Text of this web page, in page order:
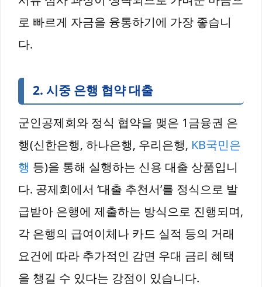
로 빠르게 자금을 융통하기에 가장 좋습니
다.
2. 시중 은행 협약 대출
군인공제회와 정식 협약을 맺은 1금융권 은
행(신한은행, 하나은행, 우리은행, KB국민은
행 등)을 통해 실행하는 신용 대출 상품입니
다. 공제회에서 ‘대출 추천서’를 정식으로 발
급받아 은행에 제출하는 방식으로 진행되며,
각 은행의 급여이체나 카드 실적 등의 거래
요건에 따라 추가적인 감면 우대 금리 혜택
을 챙길 수 있다는 강점이 있습니다.